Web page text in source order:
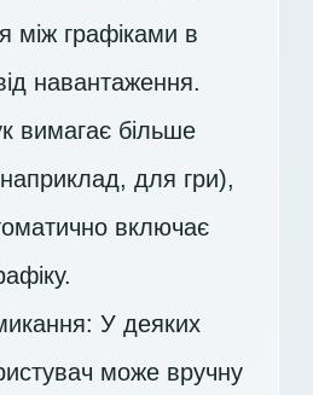
між графіками в
навантаження.
вимагає більше
для гри),
включає
У деяких
може вручну